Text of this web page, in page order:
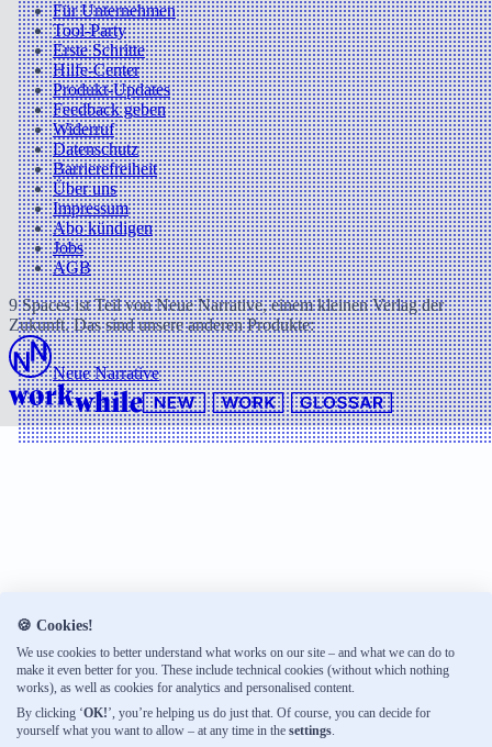
🍪 Cookies!
We use cookies to better understand what works on our site – and what we can do to
make it even better for you. These include technical cookies (without which nothing
works), as well as cookies for analytics and personalised content.
By clicking ‘OK!’, you’re helping us do just that. Of course, you can decide for
yourself what you want to allow – at any time in the settings.
Für Unternehmen
Tool-Party
Erste Schritte
Hilfe-Center
Produkt-Updates
Feedback geben
Widerruf
Datenschutz
Barrierefreiheit
Über uns
Impressum
Abo kündigen
Jobs
AGB
9 Spaces ist Teil von Neue Narrative, einem kleinen Verlag der
Zukunft. Das sind unsere anderen Produkte:
Neue Narrative